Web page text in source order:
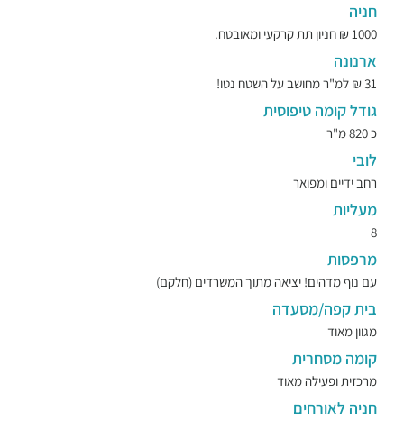
חניה
1000 ₪ חניון תת קרקעי ומאובטח.
ארנונה
31 ₪ למ"ר מחושב על השטח נטו!
גודל קומה טיפוסית
כ 820 מ"ר
לובי
רחב ידיים ומפואר
מעליות
8
מרפסות
עם נוף מדהים! יציאה מתוך המשרדים (חלקם)
בית קפה/מסעדה
מגוון מאוד
קומה מסחרית
מרכזית ופעילה מאוד
חניה לאורחים